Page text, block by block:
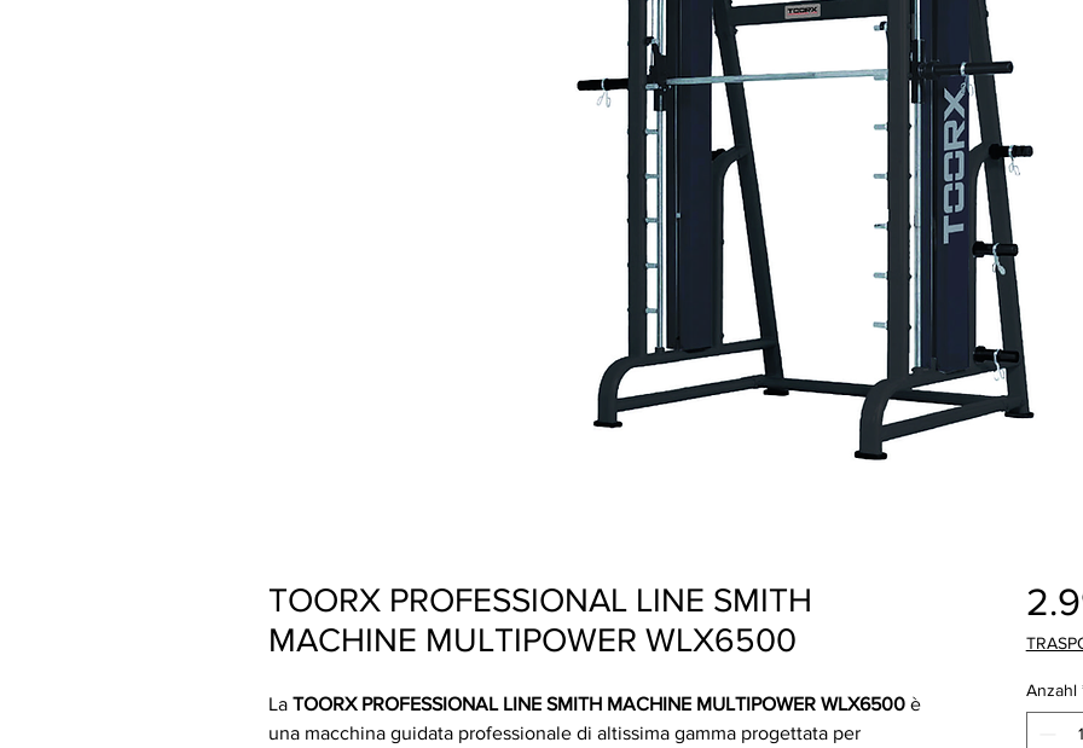
TOORX PROFESSIONAL LINE SMITH
MACHINE MULTIPOWER WLX6500
La TOORX PROFESSIONAL LINE SMITH MACHINE MULTIPOWER WLX6500 è
una macchina guidata professionale di altissima gamma progettata per
Anzahl